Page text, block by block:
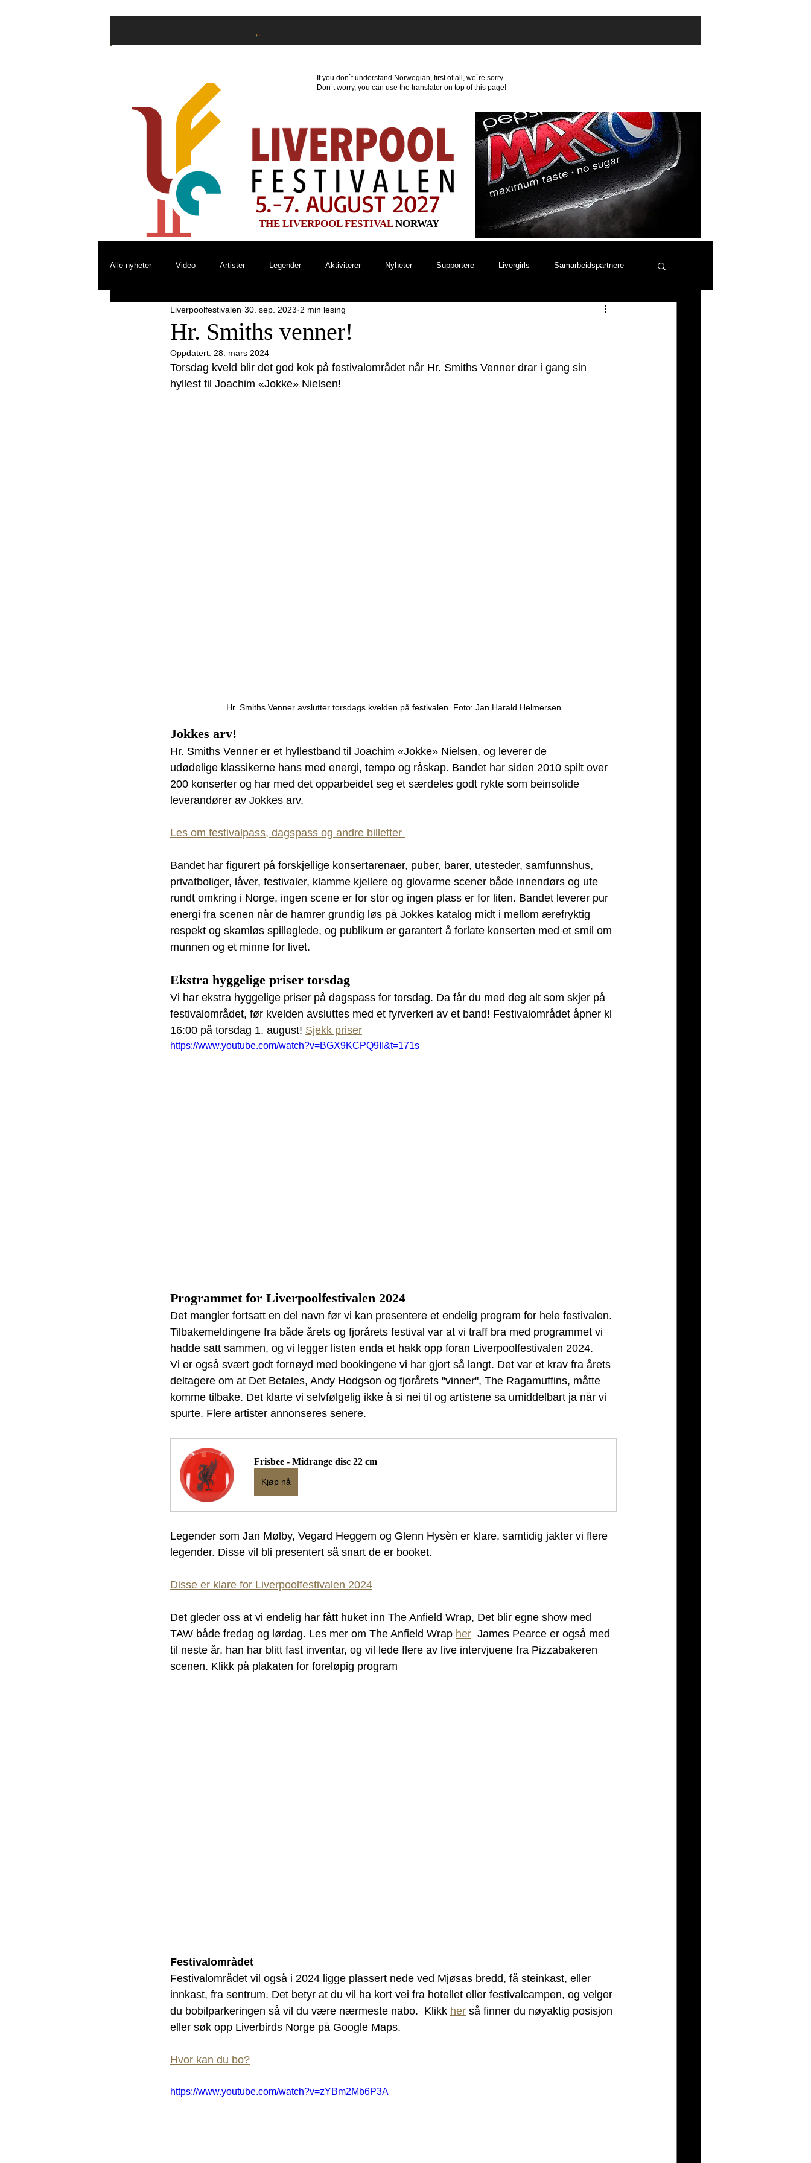
5.-7. AUGUST 2027
If you don`t understand Norwegian, first of all, we`re sorry.
Don`t worry, you can use the translator on top of this page!
THE LIVERPOOL FESTIVALNORWAY
Alle nyheter Video Artister Legender Aktiviterer Nyheter Supportere Livergirls Samarbeidspartnere
English language Merch Liverpoolfestivalen 2022 Gjester
Liverpoolfestivalen 2025 Billetter Liverpoolfestivalen 2026
Hr. Smiths venner!
Liverpoolfestivalen 30. sep. 2023 2 min lesing
Oppdatert: 28. mars 2024
Torsdag kveld blir det god kok på festivalområdet når Hr. Smiths Venner drar i gang sin
hyllest til Joachim «Jokke» Nielsen!
Hr. Smiths Venner avslutter torsdags kvelden på festivalen. Foto: Jan Harald Helmersen
Jokkes arv!
Hr. Smiths Venner er et hyllestband til Joachim «Jokke» Nielsen, og leverer de
udødelige klassikerne hans med energi, tempo og råskap. Bandet har siden 2010 spilt over
200 konserter og har med det opparbeidet seg et særdeles godt rykte som beinsolide
leverandører av Jokkes arv.
Les om festivalpass, dagspass og andre billetter
Bandet har figurert på forskjellige konsertarenaer, puber, barer, utesteder, samfunnshus,
privatboliger, låver, festivaler, klamme kjellere og glovarme scener både innendørs og ute
rundt omkring i Norge, ingen scene er for stor og ingen plass er for liten. Bandet leverer pur
energi fra scenen når de hamrer grundig løs på Jokkes katalog midt i mellom ærefryktig
respekt og skamløs spilleglede, og publikum er garantert å forlate konserten med et smil om
munnen og et minne for livet.
Ekstra hyggelige priser torsdag
Vi har ekstra hyggelige priser på dagspass for torsdag. Da får du med deg alt som skjer på
festivalområdet, før kvelden avsluttes med et fyrverkeri av et band! Festivalområdet åpner kl
16:00 på torsdag 1. august! Sjekk priser
https://www.youtube.com/watch?v=BGX9KCPQ9II&t=171s
Programmet for Liverpoolfestivalen 2024
Det mangler fortsatt en del navn før vi kan presentere et endelig program for hele festivalen.
Tilbakemeldingene fra både årets og fjorårets festival var at vi traff bra med programmet vi
hadde satt sammen, og vi legger listen enda et hakk opp foran Liverpoolfestivalen 2024.
Vi er også svært godt fornøyd med bookingene vi har gjort så langt. Det var et krav fra årets
deltagere om at Det Betales, Andy Hodgson og fjorårets "vinner", The Ragamuffins, måtte
komme tilbake. Det klarte vi selvfølgelig ikke å si nei til og artistene sa umiddelbart ja når vi
spurte. Flere artister annonseres senere.
Frisbee - Midrange disc 22 cm
Kjøp nå
Legender som Jan Mølby, Vegard Heggem og Glenn Hysèn er klare, samtidig jakter vi flere
legender. Disse vil bli presentert så snart de er booket.
Disse er klare for Liverpoolfestivalen 2024
Det gleder oss at vi endelig har fått huket inn The Anfield Wrap, Det blir egne show med
TAW både fredag og lørdag. Les mer om The Anfield Wrap her
  James Pearce er også med
til neste år, han har blitt fast inventar, og vil lede flere av live intervjuene fra Pizzabakeren
scenen. Klikk på plakaten for foreløpig program
Festivalområdet
Festivalområdet vil også i 2024 ligge plassert nede ved Mjøsas bredd, få steinkast, eller
innkast, fra sentrum. Det betyr at du vil ha kort vei fra hotellet eller festivalcampen, og velger
du bobilparkeringen så vil du være nærmeste nabo.  Klikk her så finner du nøyaktig posisjon
eller søk opp Liverbirds Norge på Google Maps.
Hvor kan du bo?
https://www.youtube.com/watch?v=zYBm2Mb6P3A